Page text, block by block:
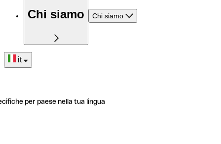
Chi siamo Chi siamo
it
per paese nella tua lingua